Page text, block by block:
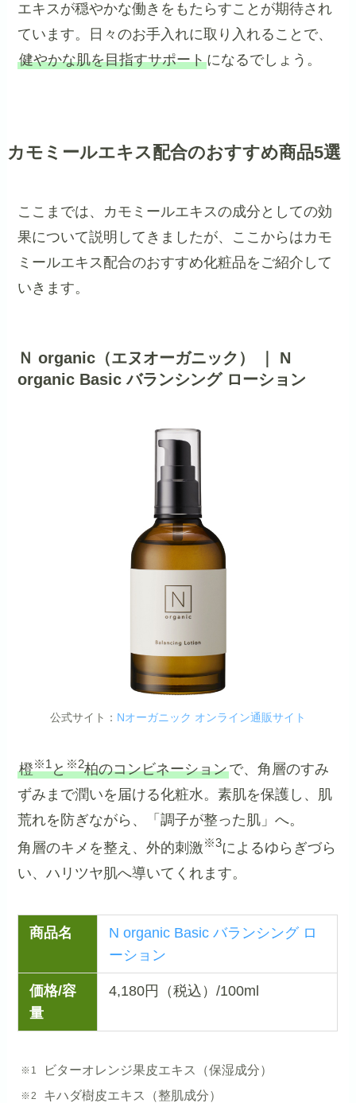
エキスが穏やかな働きをもたらすことが期待され
ています。日々のお手入れに取り入れることで、
健やかな肌を目指すサポートになるでしょう。
カモミールエキス配合のおすすめ商品5選
ここまでは、カモミールエキスの成分としての効
果について説明してきましたが、ここからはカモ
ミールエキス配合のおすすめ化粧品をご紹介して
いきます。
Ｎ organic（エヌオーガニック） ｜ N
organic Basic バランシング ローション
公式サイト： Nオーガニック オンライン通販サイト
橙※1と※2柏のコンビネーションで、角層のすみ
ずみまで潤いを届ける化粧水。素肌を保護し、肌
荒れを防ぎながら、「調子が整った肌」へ。
角層のキメを整え、外的刺激※3によるゆらぎづら
い、ハリツヤ肌へ導いてくれます。
商品名
N organic Basic バランシング ロ
ーション
価格/容
量
4,180円（税込）/100ml
ビターオレンジ果皮エキス（保湿成分）
キハダ樹皮エキス（整肌成分）